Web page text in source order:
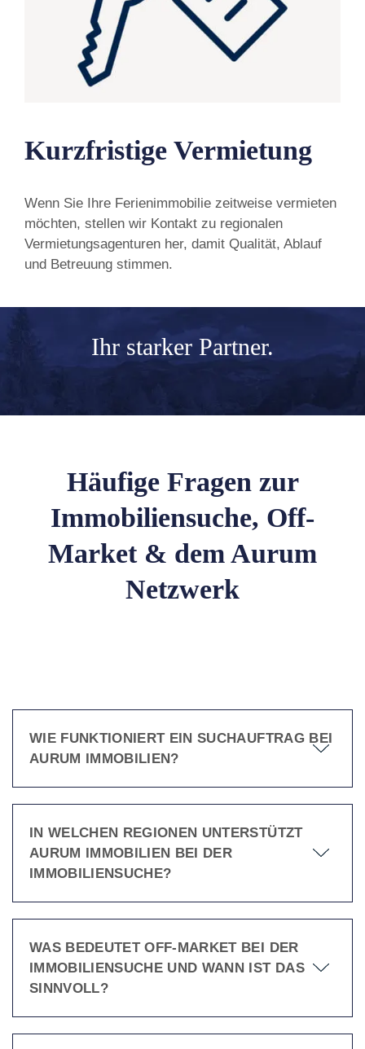
Kurzfristige Vermietung
Wenn Sie Ihre Ferienimmobilie zeitweise vermieten
möchten, stellen wir Kontakt zu regionalen
Vermietungsagenturen her, damit Qualität, Ablauf
und Betreuung stimmen.
Ihr starker Partner.
Häufige Fragen zur
Immobiliensuche, Off-
Market & dem Aurum
Netzwerk
WIE FUNKTIONIERT EIN SUCHAUFTRAG BEI
AURUM IMMOBILIEN?
IN WELCHEN REGIONEN UNTERSTÜTZT
AURUM IMMOBILIEN BEI DER
IMMOBILIENSUCHE?
WAS BEDEUTET OFF-MARKET BEI DER
IMMOBILIENSUCHE UND WANN IST DAS
SINNVOLL?